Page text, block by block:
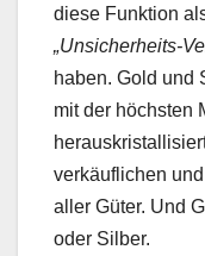
diese Funktion
„Unsicherheits-
haben. Gold und
mit der höchsten
verkäuflichen
aller Güter. Und
oder Silber.